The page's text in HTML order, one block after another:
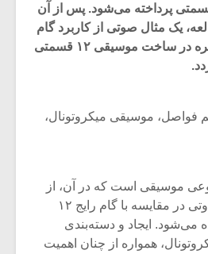
و گام ۱۲ قسمتی پرداخته می‌شود. پس از آن
یک مثال صوتی از کاربرد گام
یا گام‌های حاصل از دایره در ساخت موسیقی ۱۲ قسمتی
فواصل، موسیقی میکروتونال،
موسیقی است که در آن، از
فواصل موسیقایی متفاوتی در مقایسه با گام رایج ۱۲
می‌شود. ایجاد و دسته‌بندی
همواره از چنان اهمیت
موریس ژار